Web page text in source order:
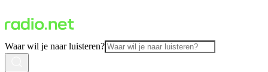
Waar wil je naar luisteren?